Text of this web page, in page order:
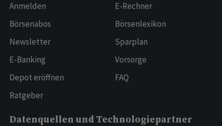
Anmelden
Börsenabos
Newsletter
E-Banking
Depot eröffnen
Ratgeber
E-Rechner
Börsenlexikon
Sparplan
Vorsorge
FAQ
Datenquellen und Technologiepartner